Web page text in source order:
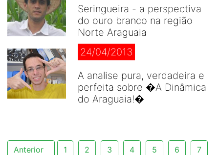
Seringueira - a perspectiva
do ouro branco na região
Norte Araguaia
24/04/2013
A analise pura, verdadeira e
perfeita sobre �A Dinâmica
do Araguaia!�
Anterior 1 2 3 4 5 6 7